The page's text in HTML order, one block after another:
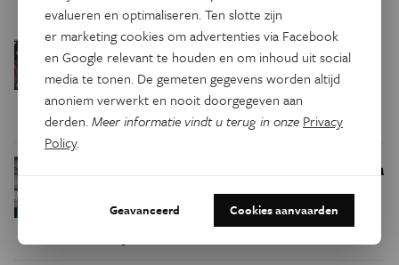
Eos Pipet 2026 Psyche & Brein
Jongerentaal bevat minder
Engels dan we denken, ontdekte
Melissa Schuring
Mustafa
Karataş spoort virussen in
rioolwater op: ‘Kwetsbare
evalueren en optimaliseren. Ten slotte zijn
er marketing cookies om advertenties via Facebook
en Google relevant te houden en om inhoud uit social
media te tonen. De gemeten gegevens worden altijd
anoniem verwerkt en nooit doorgegeven aan
derden.Meer informatie vindt u terug in onze Privacy
Policy.
Geavanceerd Cookies aanvaarden